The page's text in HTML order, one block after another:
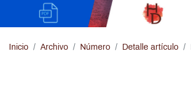
Inicio Archivo Número Detalle artículo